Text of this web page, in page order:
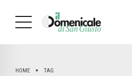
HOME TAG